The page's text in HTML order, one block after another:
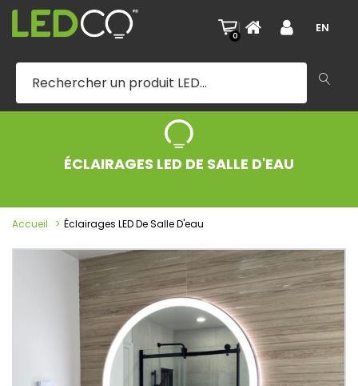
0
| EN
ÉCLAIRAGES LED DE SALLE D'EAU
Accueil Éclairages LED De Salle D'eau